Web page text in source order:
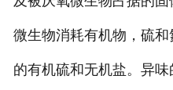
微生物消耗有机物，硫
的有机硫和无机盐。异